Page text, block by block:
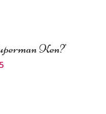
Ken?'